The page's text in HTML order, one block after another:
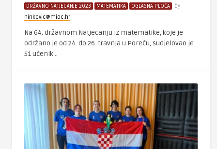
DRŽAVNO NATJECANJE 2023 MATEMATIKA OGLASNA PLOČA
by
ninkovic@mioc.hr
Na 64. državnom Natjecanju iz matematike, koje je
održano je od 24. do 26. travnja u Poreču, sudjelovao je
51 učenik ..